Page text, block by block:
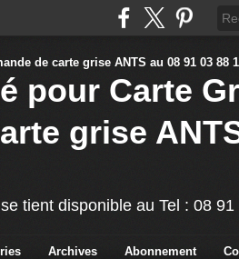
pour Carte
grise
tient disponible au Tel : 08
Archives Abonnement